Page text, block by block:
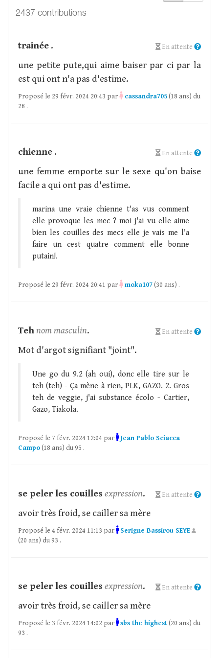
2437 contributions
En attente
trainée .
une petite pute,qui aime baiser par ci par la
est qui ont n'a pas d'estime.
Proposé le 29 févr. 2024 20:43 par cassandra705(18 ans) du
28 .
En attente
chienne .
une femme emporte sur le sexe qu'on baise
facile a qui ont pas d'estime.
marina une vraie chienne t'as vus comment
elle provoque les mec ? moi j'ai vu elle aime
bien les couilles des mecs elle je vais me l'a
faire un cest quatre comment elle bonne
putain!.
Proposé le 29 févr. 2024 20:41 par moka107(30 ans) .
En attente
Tehnom masculin.
Mot d'argot signifiant "joint".
Une go du 9.2 (ah oui), donc elle tire sur le
teh (teh) - Ça mène à rien, PLK, GAZO. 2. Gros
teh de veggie, j'ai substance écolo - Cartier,
Gazo, Tiakola.
Proposé le 7 févr. 2024 12:04 par
Jean Pablo Sciacca
Campo(18 ans) du 95 .
En attente
se peler les couilles expression.
avoir très froid, se cailler sa mère
Proposé le 4 févr. 2024 11:13 par
Serigne Bassirou SEYE
(20 ans) du 93 .
En attente
se peler les couilles expression.
avoir très froid, se cailler sa mère
Proposé le 3 févr. 2024 14:02 par sbs the highest(20 ans) du
93 .